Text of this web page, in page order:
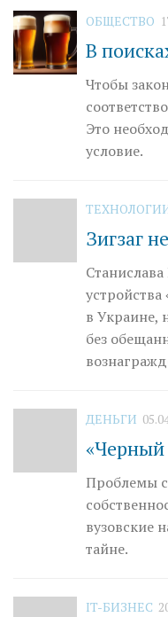
ОБЩЕСТВО
В
Чтобы
Это
условие.
Зигзаг
устройства
в Украине,
без
ДЕНЬГИ
Проблемы
вузовские
тайне.
IT-БИЗНЕС